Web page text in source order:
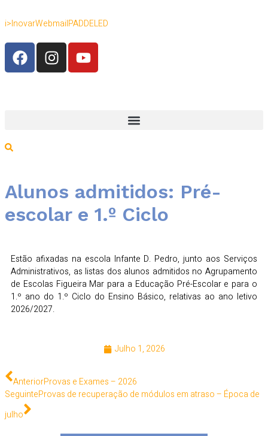
i>InovarWebmailPADDELED
Alunos admitidos: Pré-
escolar e 1.º Ciclo
Estão afixadas na escola Infante D. Pedro, junto aos Serviços
Administrativos, as listas dos alunos admitidos no Agrupamento
de Escolas Figueira Mar para a Educação Pré-Escolar e para o
1.º ano do 1.º Ciclo do Ensino Básico, relativas ao ano letivo
2026/2027.
Julho 1, 2026
AnteriorProvas e Exames – 2026
SeguinteProvas de recuperação de módulos em atraso – Época de
julho